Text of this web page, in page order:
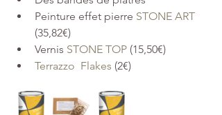
Peinture effet pierre STONE ART
(35,82€)
Vernis STONE TOP (15,50€)
Terrazzo  Flakes (2€)